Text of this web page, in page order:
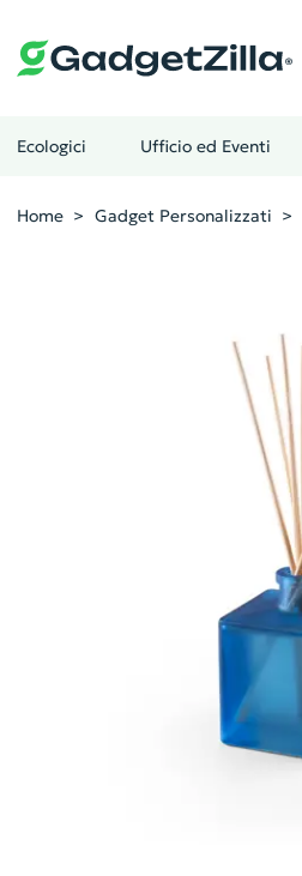
Ecologici Ufficio ed Eventi
Home Gadget Personalizzati